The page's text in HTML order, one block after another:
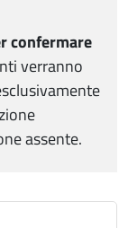
confermare
verranno
assente.